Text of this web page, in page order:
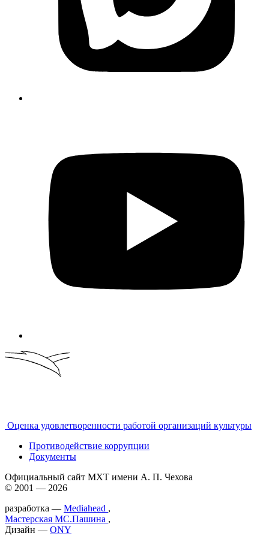
Оценка удовлетворенности работой организаций культуры
Противодействие коррупции
Документы
Официальный сайт МХТ имени А. П. Чехова
© 2001 — 2026
разработка — Mediahead ,
Мастерская МС.Пашина ,
Дизайн — ONY